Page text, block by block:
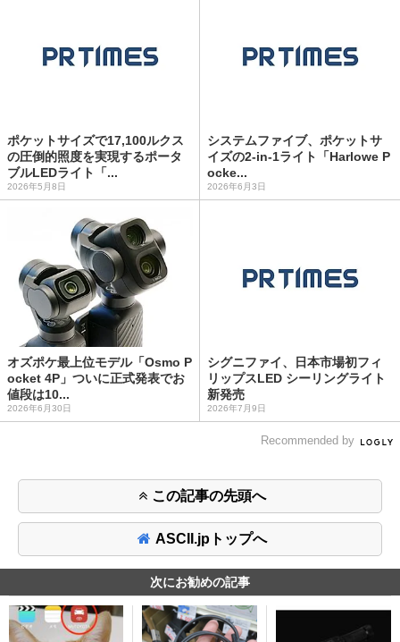
ポケットサイズで17,100ルクス
の圧倒的照度を実現するポータ
ブルLEDライト「...
2026年5月8日
システムファイブ、ポケットサ
イズの2-in-1ライト「Harlowe P
ocke...
2026年6月3日
オズポケ最上位モデル「Osmo P
ocket 4P」ついに正式発表でお
値段は10...
2026年6月30日
シグニファイ、日本市場初フィ
リップスLED シーリングライト
新発売
2026年7月9日
Recommended by
この記事の先頭へ
ASCII.jpトップへ
次にお勧めの記事